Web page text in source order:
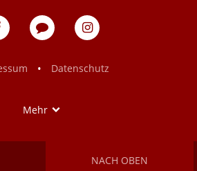
eventpeppers
Blog
eventpeppers
• Datenschutz
Mehr
NACH OBEN